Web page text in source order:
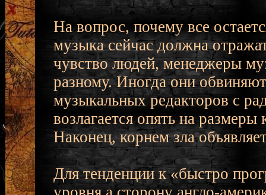
На вопрос, почему все
музыка сейчас должна
чувство людей, менеджеры
разному. Иногда они
музыкальных редакторов с
возлагается опять на
Наконец, корнем зла
Для тенденции к «быстро